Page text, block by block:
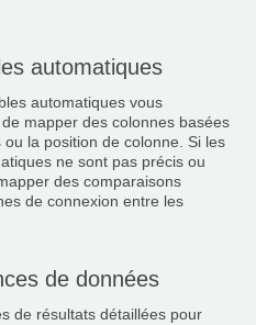
automatiques
automatiques vous
mapper des colonnes basées
la position de colonne. Si les
ne sont pas précis ou
des comparaisons
de connexion entre les
de données
de résultats détaillées pour